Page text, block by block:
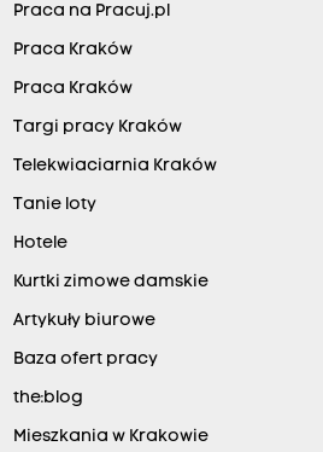
Praca na Pracuj.pl
Praca Kraków
Praca Kraków
Targi pracy Kraków
Telekwiaciarnia Kraków
Tanie loty
Hotele
Kurtki zimowe damskie
Artykuły biurowe
Baza ofert pracy
the:blog
Mieszkania w Krakowie